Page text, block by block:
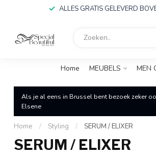
ALLES GRATIS GELEVERD
Home MEUBELS MEN
Als je al eens in Brussel bent bezoek zeker
Elsene
Home / Styling / SERUM / ELIXER
SERUM / ELIXER